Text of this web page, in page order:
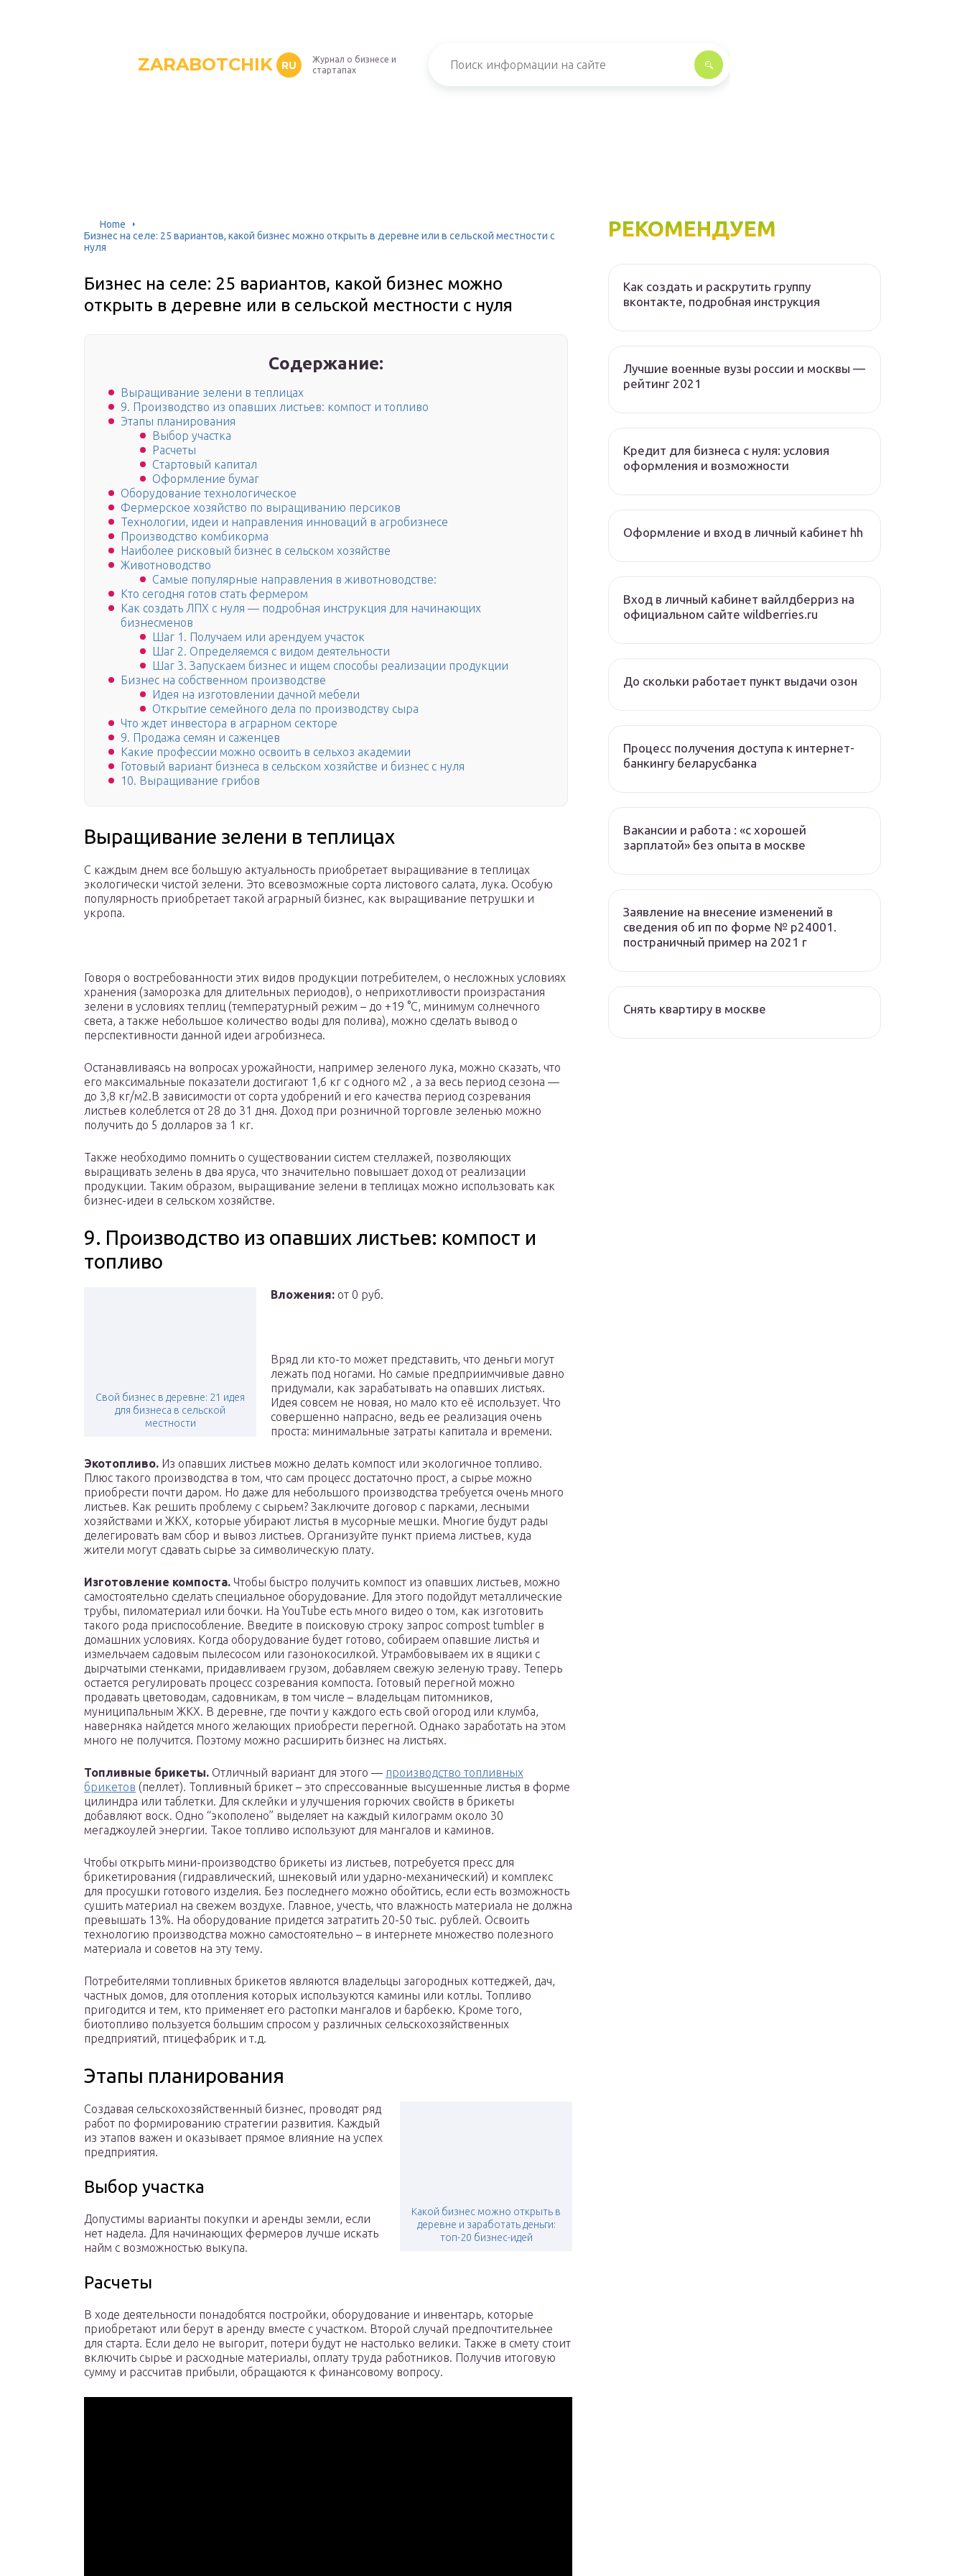
ZARABOTCHIK RU
Журнал о бизнесе и
стартапах
Home
Бизнес на селе: 25 вариантов, какой бизнес можно открыть в деревне или в сельской местности с
нуля
Бизнес на селе: 25 вариантов, какой бизнес можно
открыть в деревне или в сельской местности с нуля
Содержание:
Выращивание зелени в теплицах
9. Производство из опавших листьев: компост и топливо
Этапы планирования
Выбор участка
Расчеты
Стартовый капитал
Оформление бумаг
Оборудование технологическое
Фермерское хозяйство по выращиванию персиков
Технологии, идеи и направления инноваций в агробизнесе
Производство комбикорма
Наиболее рисковый бизнес в сельском хозяйстве
Животноводство
Самые популярные направления в животноводстве:
Кто сегодня готов стать фермером
Как создать ЛПХ с нуля — подробная инструкция для начинающих
бизнесменов
Шаг 1. Получаем или арендуем участок
Шаг 2. Определяемся с видом деятельности
Шаг 3. Запускаем бизнес и ищем способы реализации продукции
Бизнес на собственном производстве
Идея на изготовлении дачной мебели
Открытие семейного дела по производству сыра
Что ждет инвестора в аграрном секторе
9. Продажа семян и саженцев
Какие профессии можно освоить в сельхоз академии
Готовый вариант бизнеса в сельском хозяйстве и бизнес с нуля
10. Выращивание грибов
Выращивание зелени в теплицах
С каждым днем все большую актуальность приобретает выращивание в теплицах
экологически чистой зелени. Это всевозможные сорта листового салата, лука. Особую
популярность приобретает такой аграрный бизнес, как выращивание петрушки и
укропа.
Говоря о востребованности этих видов продукции потребителем, о несложных условиях
хранения (заморозка для длительных периодов), о неприхотливости произрастания
зелени в условиях теплиц (температурный режим – до +19 °С, минимум солнечного
света, а также небольшое количество воды для полива), можно сделать вывод о
перспективности данной идеи агробизнеса.
Останавливаясь на вопросах урожайности, например зеленого лука, можно сказать, что
его максимальные показатели достигают 1,6 кг с одного м2 , а за весь период сезона —
до 3,8 кг/м2.В зависимости от сорта удобрений и его качества период созревания
листьев колеблется от 28 до 31 дня. Доход при розничной торговле зеленью можно
получить до 5 долларов за 1 кг.
Также необходимо помнить о существовании систем стеллажей, позволяющих
выращивать зелень в два яруса, что значительно повышает доход от реализации
продукции. Таким образом, выращивание зелени в теплицах можно использовать как
бизнес-идеи в сельском хозяйстве.
9. Производство из опавших листьев: компост и
топливо
Свой бизнес в деревне: 21 идея
для бизнеса в сельской
местности
Вложения: от 0 руб.
Вряд ли кто-то может представить, что деньги могут
лежать под ногами. Но самые предприимчивые давно
придумали, как зарабатывать на опавших листьях.
Идея совсем не новая, но мало кто её использует. Что
совершенно напрасно, ведь ее реализация очень
проста: минимальные затраты капитала и времени.
Экотопливо. Из опавших листьев можно делать компост или экологичное топливо.
Плюс такого производства в том, что сам процесс достаточно прост, а сырье можно
приобрести почти даром. Но даже для небольшого производства требуется очень много
листьев. Как решить проблему с сырьем? Заключите договор с парками, лесными
хозяйствами и ЖКХ, которые убирают листья в мусорные мешки. Многие будут рады
делегировать вам сбор и вывоз листьев. Организуйте пункт приема листьев, куда
жители могут сдавать сырье за символическую плату.
Изготовление компоста. Чтобы быстро получить компост из опавших листьев, можно
самостоятельно сделать специальное оборудование. Для этого подойдут металлические
трубы, пиломатериал или бочки. На YouTube есть много видео о том, как изготовить
такого рода приспособление. Введите в поисковую строку запрос сompost tumbler в
домашних условиях. Когда оборудование будет готово, собираем опавшие листья и
измельчаем садовым пылесосом или газонокосилкой. Утрамбовываем их в ящики с
дырчатыми стенками, придавливаем грузом, добавляем свежую зеленую траву. Теперь
остается регулировать процесс созревания компоста. Готовый перегной можно
продавать цветоводам, садовникам, в том числе – владельцам питомников,
муниципальным ЖКХ. В деревне, где почти у каждого есть свой огород или клумба,
наверняка найдется много желающих приобрести перегной. Однако заработать на этом
много не получится. Поэтому можно расширить бизнес на листьях.
Топливные брикеты. Отличный вариант для этого — производство топливных
брикетов (пеллет). Топливный брикет – это спрессованные высушенные листья в форме
цилиндра или таблетки. Для склейки и улучшения горючих свойств в брикеты
добавляют воск. Одно “экополено” выделяет на каждый килограмм около 30
мегаджоулей энергии. Такое топливо используют для мангалов и каминов.
Чтобы открыть мини-производство брикеты из листьев, потребуется пресс для
брикетирования (гидравлический, шнековый или ударно-механический) и комплекс
для просушки готового изделия. Без последнего можно обойтись, если есть возможность
сушить материал на свежем воздухе. Главное, учесть, что влажность материала не должна
превышать 13%. На оборудование придется затратить 20-50 тыс. рублей. Освоить
технологию производства можно самостоятельно – в интернете множество полезного
материала и советов на эту тему.
Потребителями топливных брикетов являются владельцы загородных коттеджей, дач,
частных домов, для отопления которых используются камины или котлы. Топливо
пригодится и тем, кто применяет его растопки мангалов и барбекю. Кроме того,
биотопливо пользуется большим спросом у различных сельскохозяйственных
предприятий, птицефабрик и т.д.
Этапы планирования
Какой бизнес можно открыть в
деревне и заработать деньги:
топ-20 бизнес-идей
Создавая сельскохозяйственный бизнес, проводят ряд
работ по формированию стратегии развития. Каждый
из этапов важен и оказывает прямое влияние на успех
предприятия.
Выбор участка
Допустимы варианты покупки и аренды земли, если
нет надела. Для начинающих фермеров лучше искать
найм с возможностью выкупа.
Расчеты
В ходе деятельности понадобятся постройки, оборудование и инвентарь, которые
приобретают или берут в аренду вместе с участком. Второй случай предпочтительнее
для старта. Если дело не выгорит, потери будут не настолько велики. Также в смету стоит
включить сырье и расходные материалы, оплату труда работников. Получив итоговую
сумму и рассчитав прибыли, обращаются к финансовому вопросу.
РЕКОМЕНДУЕМ
Как создать и раскрутить группу
вконтакте, подробная инструкция
Лучшие военные вузы россии и москвы —
рейтинг 2021
Кредит для бизнеса с нуля: условия
оформления и возможности
Оформление и вход в личный кабинет hh
Вход в личный кабинет вайлдберриз на
официальном сайте wildberries.ru
До скольки работает пункт выдачи озон
Процесс получения доступа к интернет-
банкингу беларусбанка
Вакансии и работа : «с хорошей
зарплатой» без опыта в москве
Заявление на внесение изменений в
сведения об ип по форме № р24001.
постраничный пример на 2021 г
Снять квартиру в москве